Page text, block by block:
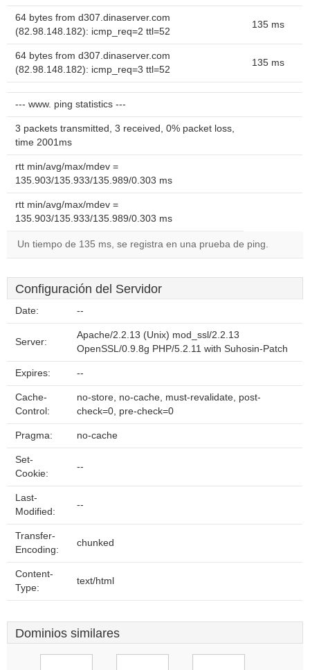
64 bytes from d307.dinaserver.com
(82.98.148.182): icmp_req=2 ttl=52
135 ms
64 bytes from d307.dinaserver.com
(82.98.148.182): icmp_req=3 ttl=52
135 ms
--- www. ping statistics ---
3 packets transmitted, 3 received, 0% packet loss,
time 2001ms
rtt min/avg/max/mdev =
135.903/135.933/135.989/0.303 ms
rtt min/avg/max/mdev =
135.903/135.933/135.989/0.303 ms
Un tiempo de 135 ms, se registra en una prueba de ping.
Configuración del Servidor
Date: --
Server:
Apache/2.2.13 (Unix) mod_ssl/2.2.13
OpenSSL/0.9.8g PHP/5.2.11 with Suhosin-Patch
Expires: --
Cache-
Control:
no-store, no-cache, must-revalidate, post-
check=0, pre-check=0
Pragma: no-cache
Set-
Cookie:
--
Last-
Modified:
--
Transfer-
Encoding:
chunked
Content-
Type:
text/html
Dominios similares